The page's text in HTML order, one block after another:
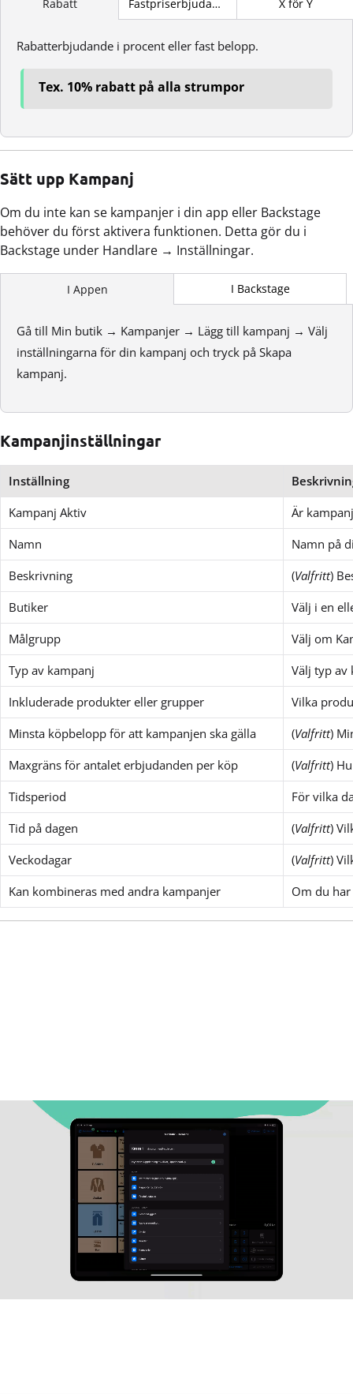
Rabatt Fastpriserbjudande X för Y
Rabatterbjudande i procent eller fast belopp.
Tex. 10% rabatt på alla strumpor
Sätt upp Kampanj
Om du inte kan se kampanjer i din app eller Backstage
behöver du först aktivera funktionen. Detta gör du i
Backstage under Handlare → Inställningar.
I Appen I Backstage
Gå till Min butik → Kampanjer → Lägg till kampanj → Välj
inställningarna för din kampanj och tryck på Skapa
kampanj.
Kampanjinställningar
Inställning
Kampanj Aktiv
Är
Namn
Namn på
Beskrivning
(Valfritt)
Butiker
Välj i en
Målgrupp
Välj om
Typ av kampanj
Välj typ av
Inkluderade produkter eller grupper
Vilka
Minsta köpbelopp för att kampanjen ska gälla
(Valfritt)
Maxgräns för antalet erbjudanden per köp
(Valfritt)
Tidsperiod
För vilka
Tid på dagen
(Valfritt)
Veckodagar
(Valfritt)
Kan kombineras med andra kampanjer
Om du